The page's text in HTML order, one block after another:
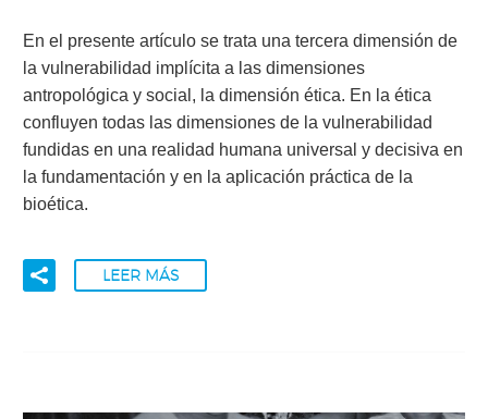
En el presente artículo se trata una tercera dimensión de
la vulnerabilidad implícita a las dimensiones
antropológica y social, la dimensión ética. En la ética
confluyen todas las dimensiones de la vulnerabilidad
fundidas en una realidad humana universal y decisiva en
la fundamentación y en la aplicación práctica de la
bioética.
LEER MÁS